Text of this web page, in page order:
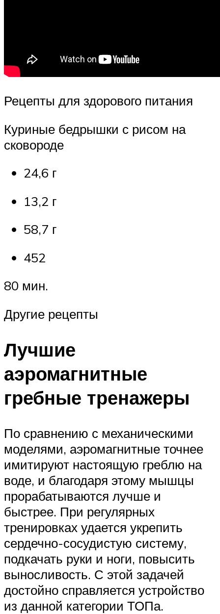
Рецепты для здорового питания
Куриные бедрышки с рисом на
сковороде
24,6 г
13,2 г
58,7 г
452
80 мин.
Другие рецепты
Лучшие
аэромагнитные
гребные тренажеры
По сравнению с механическими
моделями, аэромагнитные точнее
имитируют настоящую греблю на
воде, и благодаря этому мышцы
прорабатываются лучше и
быстрее. При регулярных
тренировках удается укрепить
сердечно-сосудистую систему,
подкачать руки и ноги, повысить
выносливость. С этой задачей
достойно справляется устройство
из данной категории ТОПа.